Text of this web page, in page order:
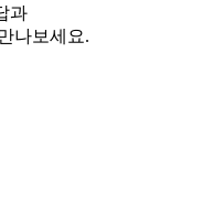
과
나보세요.